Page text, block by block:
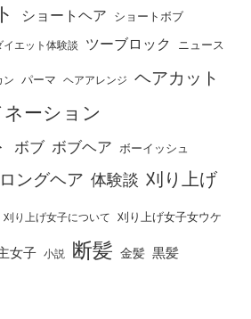
ショートヘア ショートボブ
イエット体験談 ツーブロック ニュース
ン パーマ ヘアアレンジ ヘアカット
ーション
ボブ ボブヘア ボーイッシュ
ロングヘア 体験談 刈り上げ
刈り上げ女子について 刈り上げ女子女ウケ
女子 小説 断髪 金髪 黒髪